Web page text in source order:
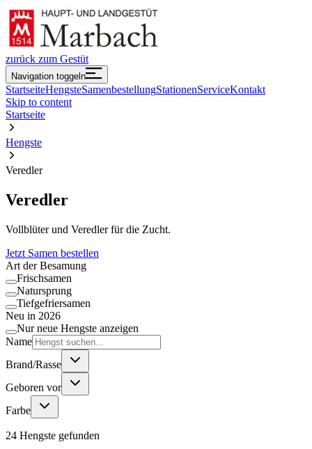
zurück zum Gestüt
Navigation toggeln
StartseiteHengsteSamenbestellungStationenServiceKontakt
Skip to content
Startseite
Hengste
Veredler
Veredler
Vollblüter und Veredler für die Zucht.
Jetzt Samen bestellen
Art der Besamung
Frischsamen
Natursprung
Tiefgefriersamen
Neu in 2026
Nur neue Hengste anzeigen
Name
Brand/Rasse
Geboren vor
Farbe
24 Hengste gefunden